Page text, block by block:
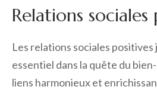
Relations sociales
Les relations sociales
essentiel dans la quête du
liens harmonieux et